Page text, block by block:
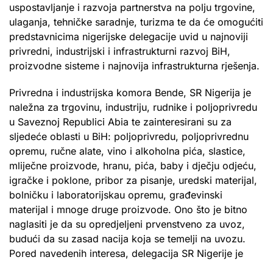
uspostavljanje i razvoja partnerstva na polju trgovine,
ulaganja, tehničke saradnje, turizma te da će omogućiti
predstavnicima nigerijske delegacije uvid u najnoviji
privredni, industrijski i infrastrukturni razvoj BiH,
proizvodne sisteme i najnovija infrastrukturna rješenja.
Privredna i industrijska komora Bende, SR Nigerija je
naležna za trgovinu, industriju, rudnike i poljoprivredu
u Saveznoj Republici Abia te zainteresirani su za
sljedeće oblasti u BiH: poljoprivredu, poljoprivrednu
opremu, ručne alate, vino i alkoholna pića, slastice,
mliječne proizvode, hranu, pića, baby i dječju odjeću,
igračke i poklone, pribor za pisanje, uredski materijal,
bolničku i laboratorijskau opremu, građevinski
materijal i mnoge druge proizvode. Ono što je bitno
naglasiti je da su opredjeljeni prvenstveno za uvoz,
budući da su zasad nacija koja se temelji na uvozu.
Pored navedenih interesa, delegacija SR Nigerije je